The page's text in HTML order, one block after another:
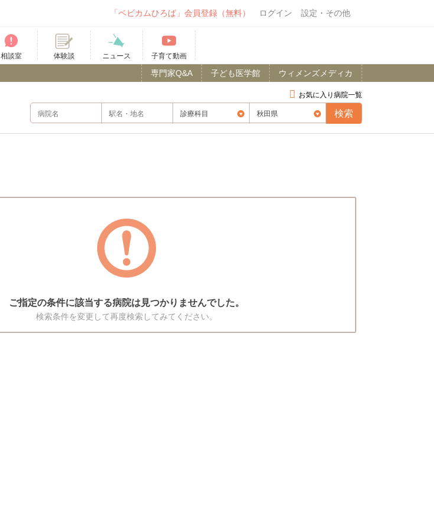
「ベビカムひろば」会員登録（無料） ログイン 設定・その他
相談室 体験談 ニュース 子育て動画
ウィメンズメディカ
子ども医学館
専門家Q&A
お気に入り病院一覧
ご指定の条件に該当する病院は見つかりませんでした。
検索条件を変更して再度検索してみてください。